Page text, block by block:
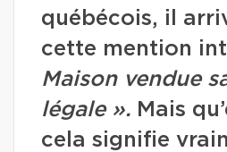
québécois, il
cette mention
Maison vendue
légale ». Mais
cela signifie